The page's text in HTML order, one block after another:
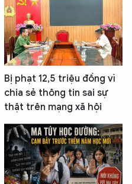
Bị phạt 12,5 triệu đồng vì
chia sẻ thông tin sai sự
thật trên mạng xã hội